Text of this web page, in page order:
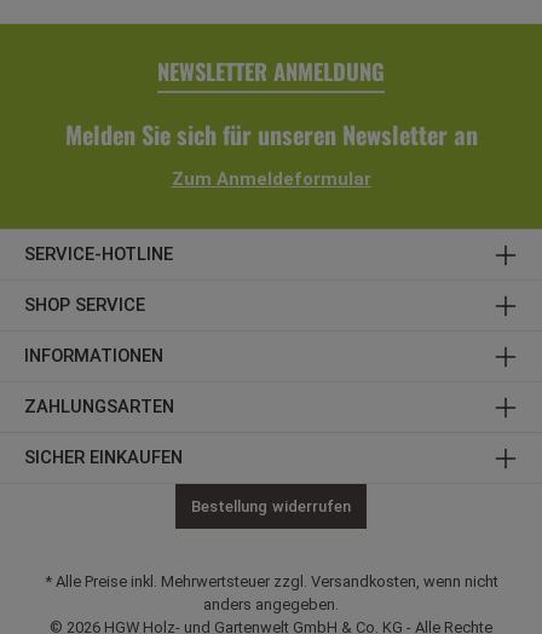
NEWSLETTER ANMELDUNG
Melden Sie sich für unseren Newsletter an
Zum Anmeldeformular
SERVICE-HOTLINE
SHOP SERVICE
INFORMATIONEN
ZAHLUNGSARTEN
SICHER EINKAUFEN
Bestellung widerrufen
* Alle Preise inkl. Mehrwertsteuer zzgl. Versandkosten, wenn nicht
anders angegeben.
© 2026 HGW Holz- und Gartenwelt GmbH & Co. KG - Alle Rechte